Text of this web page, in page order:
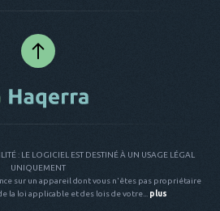
: LE LOGICIEL EST DESTINÉ À UN USAGE LÉGAL
UNIQUEMENT
sur un appareil dont vous n'êtes pas propriétaire
la loi applicable et des lois de votre...
plus